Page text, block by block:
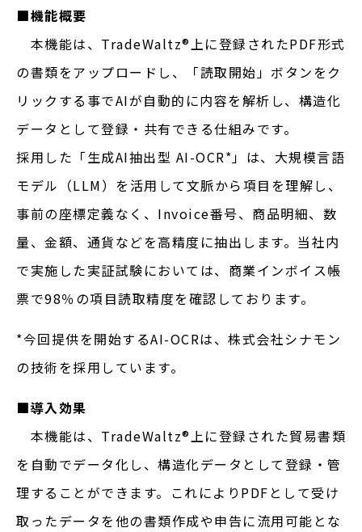
■機能概要
本機能は、TradeWaltz®︎上に登録されたPDF形式
の書類をアップロードし、「読取開始」ボタンをク
リックする事でAIが自動的に内容を解析し、構造化
データとして登録・共有できる仕組みです。
採用した「生成AI抽出型 AI-OCR*」は、大規模言語
モデル（LLM）を活用して文脈から項目を理解し、
事前の座標定義なく、Invoice番号、商品明細、数
量、金額、通貨などを高精度に抽出します。当社内
で実施した実証試験においては、商業インボイス帳
票で98％の項目読取精度を確認しております。
*今回提供を開始するAI-OCRは、株式会社シナモン
の技術を採用しています。
■導入効果
本機能は、TradeWaltz®︎上に登録された貿易書類
を自動でデータ化し、構造化データとして登録・管
理することができます。これによりPDFとして受け
取ったデータを他の書類作成や申告に流用可能とな